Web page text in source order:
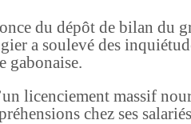
du dépôt de bilan du
a soulevé des
gabonaise.
licenciement massif
chez ses